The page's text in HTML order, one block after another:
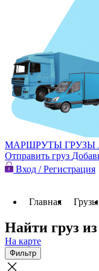
МАРШРУТЫ ГРУЗЫ
Отправить груз
Вход / Регистрация
Главная Грузы
Найти груз
На карте
Фильтр